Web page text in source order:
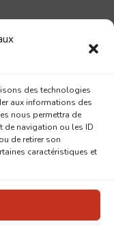
des technologies
aux informations des
nous permettra de
de navigation ou les ID
de retirer son
caractéristiques et